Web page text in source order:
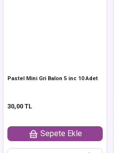
Pastel Mini Gri Balon 5 inc 10 Adet
30,00 TL
Sepete Ekle